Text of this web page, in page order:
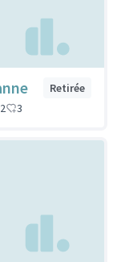
Retirée
2 3